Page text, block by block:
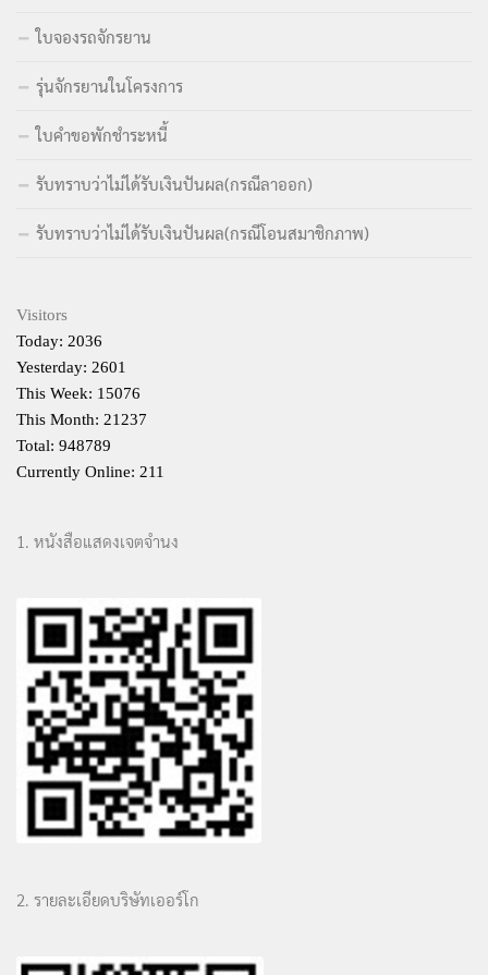
ใบจองรถจักรยาน
รุ่นจักรยานในโครงการ
ใบคำขอพักชำระหนี้
รับทราบว่าไม่ได้รับเงินปันผล(กรณีลาออก)
รับทราบว่าไม่ได้รับเงินปันผล(กรณีโอนสมาชิกภาพ)
Visitors
Today: 2036
Yesterday: 2601
This Week: 15076
This Month: 21237
Total: 948789
Currently Online: 211
1. หนังสือแสดงเจตจำนง
2. รายละเอียดบริษัทเออร์โก